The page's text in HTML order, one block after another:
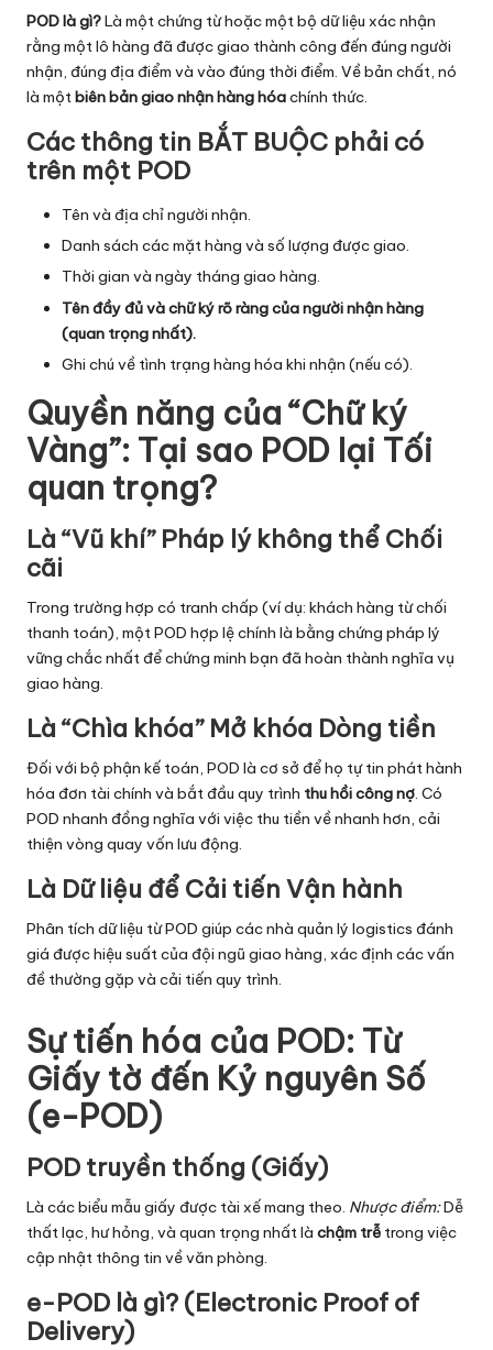
POD là gì?Là một chứng từ hoặc một bộ dữ liệu xác nhận
rằng một lô hàng đã được giao thành công đến đúng người
nhận, đúng địa điểm và vào đúng thời điểm. Về bản chất, nó
là mộtbiên bản giao nhận hàng hóachính thức.
Các thông tin BẮT BUỘC phải có
trên một POD
Tên và địa chỉ người nhận.
Danh sách các mặt hàng và số lượng được giao.
Thời gian và ngày tháng giao hàng.
Tên đầy đủ và chữ ký rõ ràng của người nhận hàng
(quan trọng nhất).
Ghi chú về tình trạng hàng hóa khi nhận (nếu có).
Quyền năng của “Chữ ký
Vàng”: Tại sao POD lại Tối
quan trọng?
Là “Vũ khí” Pháp lý không thể Chối
cãi
Trong trường hợp có tranh chấp (ví dụ: khách hàng từ chối
thanh toán), một POD hợp lệ chính là bằng chứng pháp lý
vững chắc nhất để chứng minh bạn đã hoàn thành nghĩa vụ
giao hàng.
Là “Chìa khóa” Mở khóa Dòng tiền
Đối với bộ phận kế toán, POD là cơ sở để họ tự tin phát hành
hóa đơn tài chính và bắt đầu quy trình thu hồi công nợ. Có
POD nhanh đồng nghĩa với việc thu tiền về nhanh hơn, cải
thiện vòng quay vốn lưu động.
Là Dữ liệu để Cải tiến Vận hành
Phân tích dữ liệu từ POD giúp các nhà quản lý logistics đánh
giá được hiệu suất của đội ngũ giao hàng, xác định các vấn
đề thường gặp và cải tiến quy trình.
Sự tiến hóa của POD: Từ
Giấy tờ đến Kỷ nguyên Số
(e-POD)
POD truyền thống (Giấy)
Là các biểu mẫu giấy được tài xế mang theo. Nhược điểm:Dễ
thất lạc, hư hỏng, và quan trọng nhất là chậm trễ trong việc
cập nhật thông tin về văn phòng.
e-POD là gì? (Electronic Proof of
Delivery)